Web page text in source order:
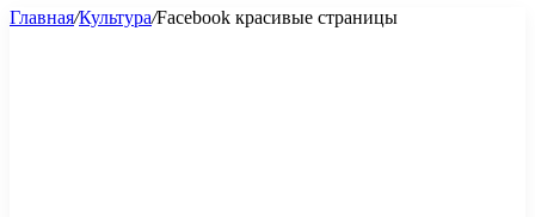
Главная/Культура/Facebook красивые страницы